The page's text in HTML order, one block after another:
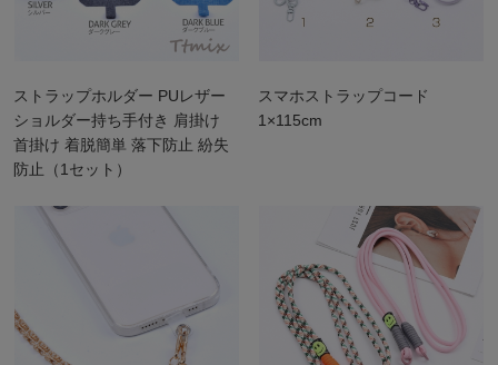
ストラップホルダー PUレザー
ショルダー持ち手付き 肩掛け
首掛け 着脱簡単 落下防止 紛失
防止（1セット）
スマホストラップコード
1×115cm